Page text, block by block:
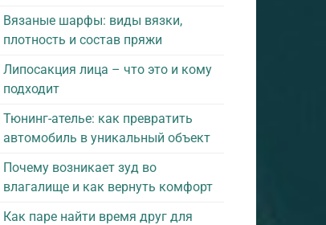
Вязаные шарфы: виды вязки,
плотность и состав пряжи
Липосакция лица – что это и кому
подходит
Тюнинг-ателье: как превратить
автомобиль в уникальный объект
Почему возникает зуд во
влагалище и как вернуть комфорт
Как паре найти время друг для